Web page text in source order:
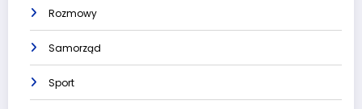
Rozmowy
Samorząd
Sport